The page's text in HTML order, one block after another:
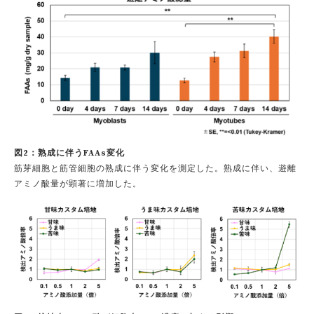
図2：熟成に伴うFAAs変化
筋芽細胞と筋管細胞の熟成に伴う変化を測定した。熟成に伴い、遊離
アミノ酸量が顕著に増加した。